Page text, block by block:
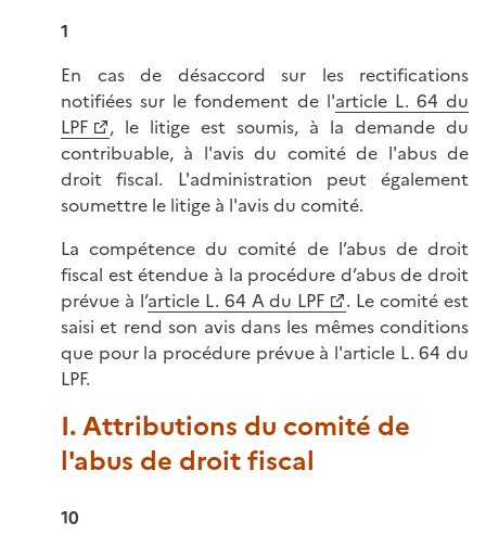
1
En cas de désaccord sur les rectifications
notifiées sur le fondement de l'article L. 64 du
LPF
, le litige est soumis, à la demande du
contribuable, à l'avis du comité de l'abus de
droit fiscal. L'administration peut également
soumettre le litige à l'avis du comité.
La compétence du comité de l’abus de droit
fiscal est étendue à la procédure d’abus de droit
prévue à l’article L. 64 A du LPF
. Le comité est
saisi et rend son avis dans les mêmes conditions
que pour la procédure prévue à l'article L. 64 du
LPF.
I. Attributions du comité de
l'abus de droit fiscal
10